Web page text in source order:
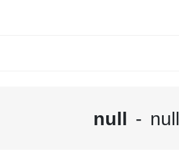
null - null